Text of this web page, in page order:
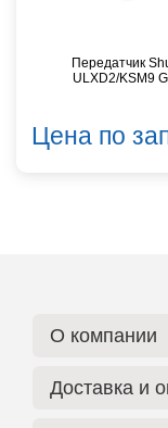
Передатчик
ULXD2/KSM9
Цена по
О компании
Доставка и